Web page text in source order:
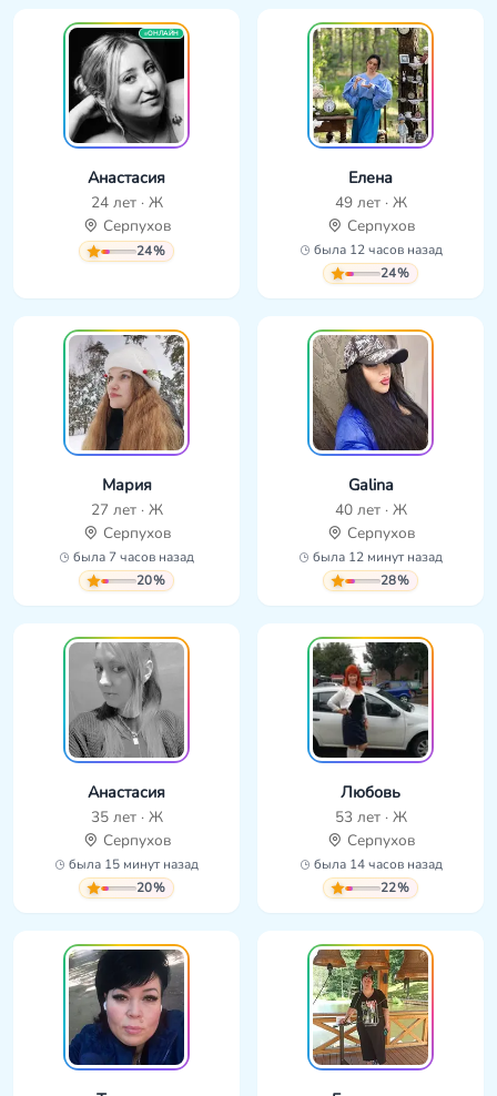
ОНЛАЙН
Анастасия
24 лет · Ж
Серпухов
24%
Елена
49 лет · Ж
Серпухов
была 12 часов назад
24%
Мария
27 лет · Ж
Серпухов
была 7 часов назад
20%
Galina
40 лет · Ж
Серпухов
была 12 минут назад
28%
Анастасия
35 лет · Ж
Серпухов
была 15 минут назад
20%
Любовь
53 лет · Ж
Серпухов
была 14 часов назад
22%